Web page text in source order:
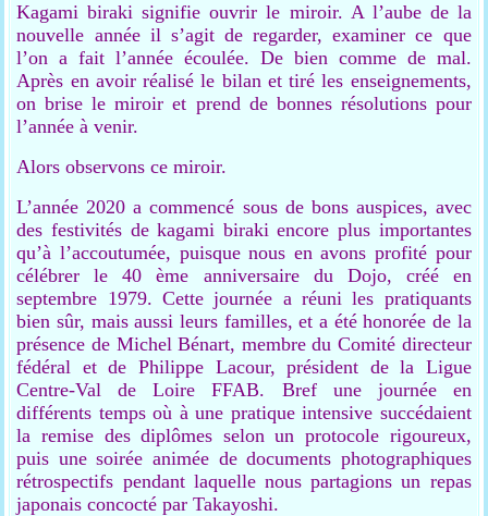
Kagami biraki signifie ouvrir le miroir. A l’aube de la
nouvelle année il s’agit de regarder, examiner ce que
l’on a fait l’année écoulée. De bien comme de mal.
Après en avoir réalisé le bilan et tiré les enseignements,
on brise le miroir et prend de bonnes résolutions pour
l’année à venir.
Alors observons ce miroir.
L’année 2020 a commencé sous de bons auspices, avec
des festivités de kagami biraki encore plus importantes
qu’à l’accoutumée, puisque nous en avons profité pour
célébrer le 40 ème anniversaire du Dojo, créé en
septembre 1979. Cette journée a réuni les pratiquants
bien sûr, mais aussi leurs familles, et a été honorée de la
présence de Michel Bénart, membre du Comité directeur
fédéral et de Philippe Lacour, président de la Ligue
Centre-Val de Loire FFAB. Bref une journée en
différents temps où à une pratique intensive succédaient
la remise des diplômes selon un protocole rigoureux,
puis une soirée animée de documents photographiques
rétrospectifs pendant laquelle nous partagions un repas
japonais concocté par Takayoshi.